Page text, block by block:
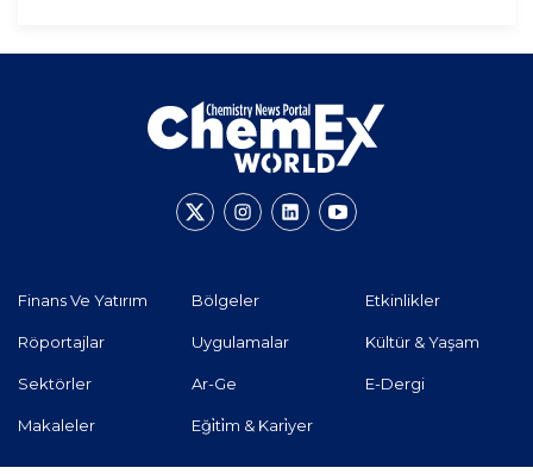
Finans Ve Yatırım
Röportajlar
Sektörler
Makaleler
Bölgeler
Uygulamalar
Ar-Ge
Eği̇ti̇m & Kari̇yer
Etkinlikler
Kültür & Yaşam
E-Dergi